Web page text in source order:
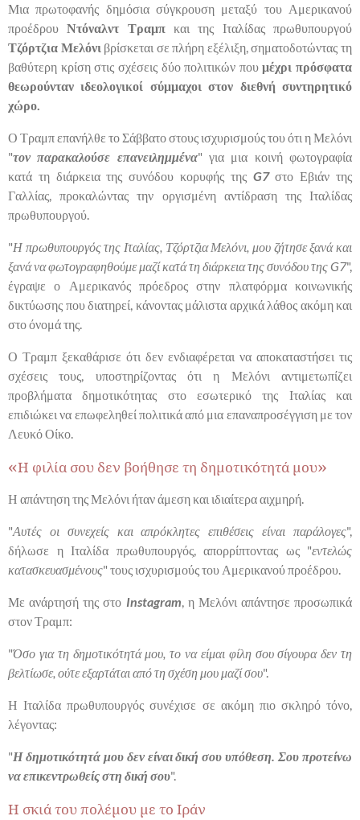
Μια πρωτοφανής δημόσια σύγκρουση μεταξύ του Αμερικανού
προέδρου Ντόναλντ Τραμπκαι της Ιταλίδας πρωθυπουργού
Τζόρτζια Μελόνι βρίσκεται σε πλήρη εξέλιξη, σηματοδοτώντας τη
βαθύτερη κρίση στις σχέσεις δύο πολιτικών πουμέχρι πρόσφατα
θεωρούνταν ιδεολογικοί σύμμαχοι στον διεθνή συντηρητικό
χώρο.
Ο Τραμπ επανήλθε το Σάββατο στους ισχυρισμούς του ότι η Μελόνι
"τον παρακαλούσε επανειλημμένα" για μια κοινή φωτογραφία
κατά τη διάρκεια της συνόδου κορυφής της G7στο Εβιάν της
Γαλλίας, προκαλώντας την οργισμένη αντίδραση της Ιταλίδας
πρωθυπουργού.
"Η πρωθυπουργός της Ιταλίας, Τζόρτζια Μελόνι, μου ζήτησε ξανά και
ξανά να φωτογραφηθούμε μαζί κατά τη διάρκεια της συνόδου της G7",
έγραψε ο Αμερικανός πρόεδρος στην πλατφόρμα κοινωνικής
δικτύωσης που διατηρεί, κάνοντας μάλιστα αρχικά λάθος ακόμη και
στο όνομά της.
Ο Τραμπ ξεκαθάρισε ότι δεν ενδιαφέρεται να αποκαταστήσει τις
σχέσεις τους, υποστηρίζοντας ότι η Μελόνι αντιμετωπίζει
προβλήματα δημοτικότητας στο εσωτερικό της Ιταλίας και
επιδιώκει να επωφεληθεί πολιτικά από μια επαναπροσέγγιση με τον
Λευκό Οίκο.
«Η φιλία σου δεν βοήθησε τη δημοτικότητά μου»
Η απάντηση της Μελόνι ήταν άμεση και ιδιαίτερα αιχμηρή.
"Αυτές οι συνεχείς και απρόκλητες επιθέσεις είναι παράλογες",
δήλωσε η Ιταλίδα πρωθυπουργός, απορρίπτοντας ως "εντελώς
κατασκευασμένους" τους ισχυρισμούς του Αμερικανού προέδρου.
Με ανάρτησή της στο Instagram , η Μελόνι απάντησε προσωπικά
στον Τραμπ:
"Όσο για τη δημοτικότητά μου, το να είμαι φίλη σου σίγουρα δεν τη
βελτίωσε, ούτε εξαρτάται από τη σχέση μου μαζί σου".
Η Ιταλίδα πρωθυπουργός συνέχισε σε ακόμη πιο σκληρό τόνο,
λέγοντας:
"Η δημοτικότητά μου δεν είναι δική σου υπόθεση. Σου προτείνω
να επικεντρωθείς στη δική σου".
Η σκιά του πολέμου με το Ιράν